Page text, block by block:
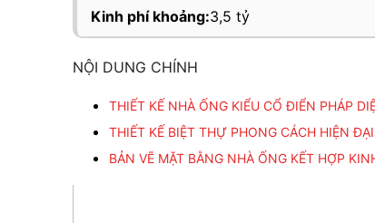
Kinh phí khoảng:3,5 tỷ
NỘI DUNG CHÍNH
THIẾT KẾ NHÀ ỐNG KIỂU CỔ ĐIỂN PHÁP
THIẾT KẾ BIỆT THỰ PHONG CÁCH HIỆN
BẢN VẼ MẶT BẰNG NHÀ ỐNG KẾT HỢP